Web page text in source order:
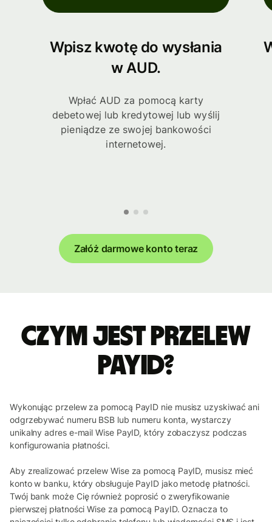
Wpisz kwotę do wysłania
w AUD.
Wpłać AUD za pomocą karty
debetowej lub kredytowej lub wyślij
pieniądze ze swojej bankowości
internetowej.
Załóż darmowe konto teraz
Czym jest przelew
PayID?
Wykonując przelew za pomocą PayID nie musisz uzyskiwać ani
odgrzebywać numeru BSB lub numeru konta, wystarczy
unikalny adres e-mail Wise PayID, który zobaczysz podczas
konfigurowania płatności.
Aby zrealizować przelew Wise za pomocą PayID, musisz mieć
konto w banku, który obsługuje PayID jako metodę płatności.
Twój bank może Cię również poprosić o zweryfikowanie
pierwszej płatności Wise za pomocą PayID. Oznacza to